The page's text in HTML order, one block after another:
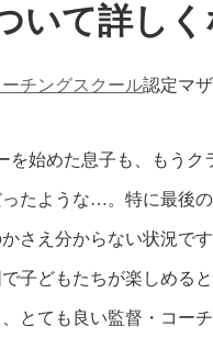
いて詳し
チングスクール認定マ
を始めた息子も、もう
たような…。特に最後
さえ分からない状況です
子どもたちが楽しめる
とても良い監督・コー